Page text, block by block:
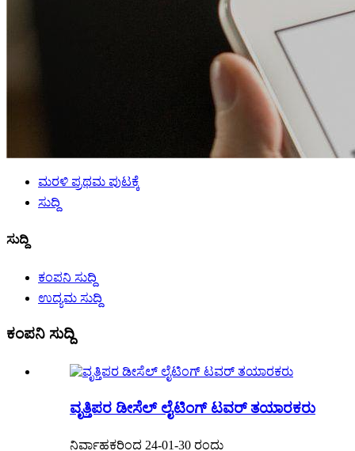
ಮರಳಿ ಪ್ರಥಮ ಪುಟಕ್ಕೆ
ಸುದ್ದಿ
ಸುದ್ದಿ
ಕಂಪನಿ ಸುದ್ದಿ
ಉದ್ಯಮ ಸುದ್ದಿ
ಕಂಪನಿ ಸುದ್ದಿ
ವೃತ್ತಿಪರ ಡೀಸೆಲ್ ಲೈಟಿಂಗ್ ಟವರ್ ತಯಾರಕರು
ನಿರ್ವಾಹಕರಿಂದ 24-01-30 ರಂದು